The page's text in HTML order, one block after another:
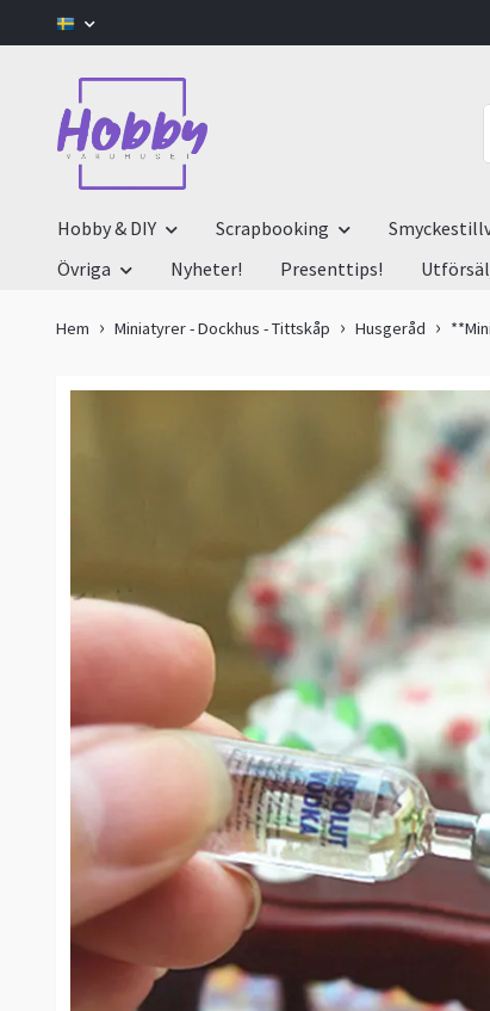
Hobby & DIY Scrapbooking
Övriga
Nyheter! Presenttips!
Hem Miniatyrer - Dockhus - Tittskåp Husgeråd